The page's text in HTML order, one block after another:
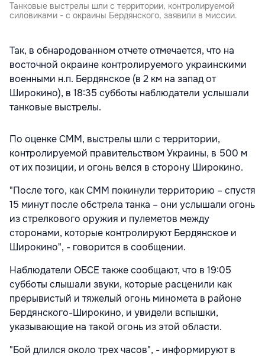
Танковые выстрелы шли с территории, контролируемой
силовиками - с окраины Бердянского, заявили в миссии.
Так, в обнародованном отчете отмечается, что на
восточной окраине контролируемого украинскими
военными н.п. Бердянское (в 2 км на запад от
Широкино), в 18:35 субботы наблюдатели услышали
танковые выстрелы.
По оценке СММ, выстрелы шли с территории,
контролируемой правительством Украины, в 500 м
от их позиции, и огонь велся в сторону Широкино.
"После того, как СММ покинули территорию – спустя
15 минут после обстрела танка – они услышали огонь
из стрелкового оружия и пулеметов между
сторонами, которые контролируют Бердянское и
Широкино", - говорится в сообщении.
Наблюдатели ОБСЕ также сообщают, что в 19:05
субботы слышали звуки, которые расценили как
прерывистый и тяжелый огонь миномета в районе
Бердянского-Широкино, и увидели вспышки,
указывающие на такой огонь из этой области.
"Бой длился около трех часов", - информируют в